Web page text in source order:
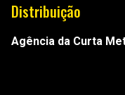
Distribuição
Agência da Curta